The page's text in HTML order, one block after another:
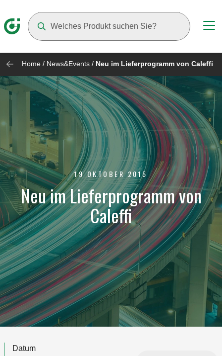
Home / News&Events / Neu im Lieferprogramm von Caleffi
19 OKTOBER 2015
Neu im Lieferprogramm von
Caleffi
Datum